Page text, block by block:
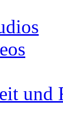
und